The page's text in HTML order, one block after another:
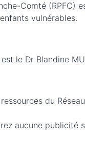
Comté (RPFC)
vulnérables.
le Dr Blandine
du
aucune publicité